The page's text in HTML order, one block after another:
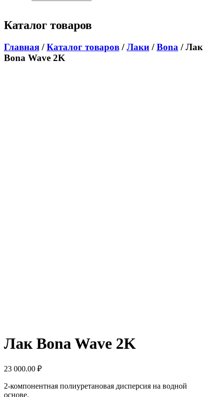
Каталог товаров
Главная /Каталог товаров /Лаки /Bona / Лак
Bona Wave 2K
Лак Bona Wave 2K
23 000.00 ₽
2-компонентная полиуретановая дисперсия на водной
основе.